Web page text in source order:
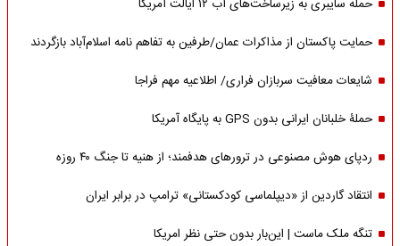
حمله سایبری به زیرساخت‌های آب ۱۲ ایالت آمریکا
حمایت پاکستان از مذاکرات عمان/طرفین به تفاهم نامه اسلام‌آباد بازگردند
شایعات معافیت سربازان فراری/ اطلاعیه مهم فراجا
حملۀ خلبانان ایرانی بدون GPS به پایگاه آمریکا
ردپای هوش مصنوعی در ترورهای هدفمند؛ از هنیه تا جنگ ۴۰ روزه
انتقاد گاردین از «دیپلماسی کودکستانی» ترامپ در برابر ایران
تنگه ملک ماست | این‌بار بدون حتی نظر امریکا